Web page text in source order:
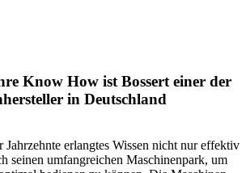
Know How ist Bossert einer der
in Deutschland
Jahrzehnte erlangtes Wissen nicht nur effektiv
seinen umfangreichen Maschinenpark, um